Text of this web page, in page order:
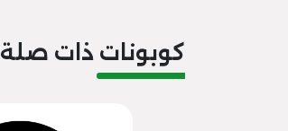
كوبونات ذات صلة